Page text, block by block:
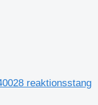
reaktionsstang